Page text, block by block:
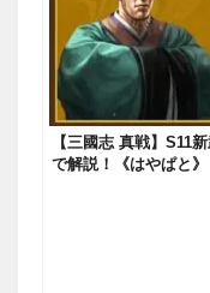
【三國志 真戦】S11
で解説！《はやぱと》